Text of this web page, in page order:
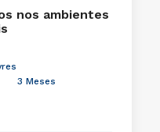
nos ambientes
3 Meses